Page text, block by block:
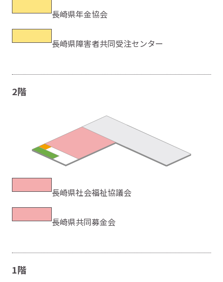
長崎県年金協会
長崎県障害者共同受注センター
2階
長崎県社会福祉協議会
長崎県共同募金会
1階